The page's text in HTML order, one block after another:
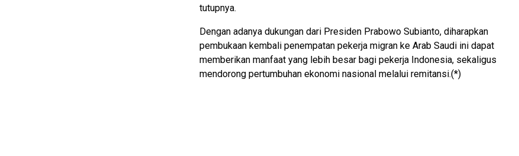
tutupnya.
Dengan adanya dukungan dari Presiden Prabowo Subianto, diharapkan
pembukaan kembali penempatan pekerja migran ke Arab Saudi ini dapat
memberikan manfaat yang lebih besar bagi pekerja Indonesia, sekaligus
mendorong pertumbuhan ekonomi nasional melalui remitansi.(*)